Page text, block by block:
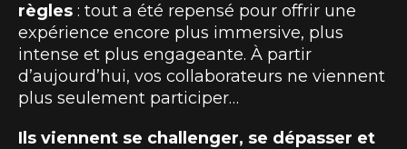
règles : tout a été repensé pour offrir une
expérience encore plus immersive, plus
intense et plus engageante. À partir
d’aujourd’hui, vos collaborateurs ne viennent
plus seulement participer…
Ils viennent se challenger, se dépasser et